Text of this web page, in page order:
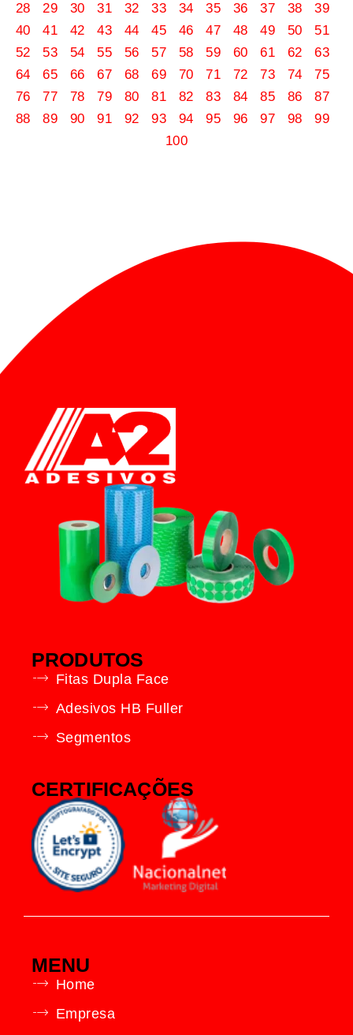
28
29 30 31 32 33 34 35 36 37 38
39
40
41 42 43 44 45 46 47 48 49 50
51
52
53 54 55 56 57 58 59 60 61 62
63
64
65 66 67 68 69 70 71 72 73 74
75
76
77 78 79 80 81 82 83 84 85 86
87
88
89 90 91 92 93 94 95 96 97 98
99
100
PRODUTOS
Fitas Dupla Face
Adesivos HB Fuller
Segmentos
CERTIFICAÇÕES
MENU
Home
Empresa